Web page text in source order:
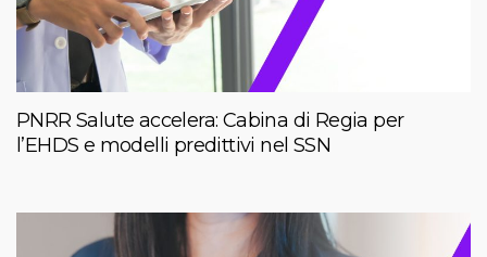
PNRR Salute accelera: Cabina di Regia per
l’EHDS e modelli predittivi nel SSN